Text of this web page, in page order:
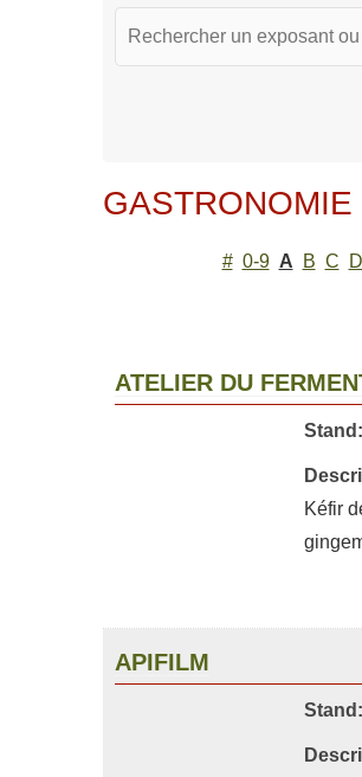
GASTRONOMIE
# 0-9 A B C D
ATELIER DU
Stand:
Kéfir
APIFILM
Stand: